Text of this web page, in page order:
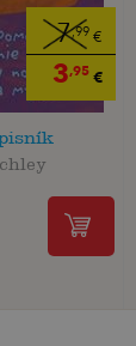
7,99 €
3,95 €